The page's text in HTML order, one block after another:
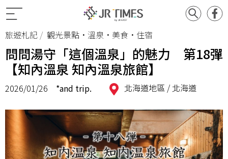
旅遊札記 觀光景點•溫泉•美食•住宿
問問湯守「這個溫泉」的魅力 第18彈
【知內溫泉 知內溫泉旅館】
2026/01/26 *and trip. 北海道地區 / 北海道